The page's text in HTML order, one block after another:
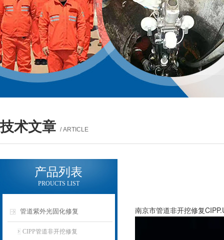
技术文章 / ARTICLE
产品列表
PROUCTS LIST
管道紫外光固化修复
CIPP管道非开挖修复
南京市管道非开挖修复